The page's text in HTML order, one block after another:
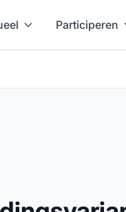
Participeren